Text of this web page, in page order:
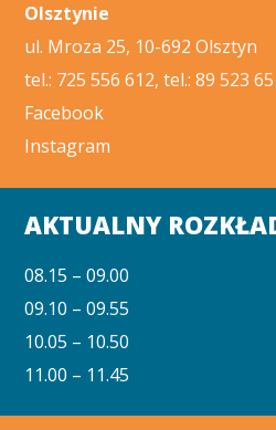
Olsztynie
ul. Mroza 25, 10-692 Olsztyn
tel.: 725 556 612, tel.: 89 523
Facebook
Instagram
AKTUALNY
08.15 – 09.00
09.10 – 09.55
10.05 – 10.50
11.00 – 11.45